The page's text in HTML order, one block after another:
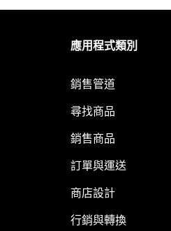
應用程式類別
銷售管道
尋找商品
銷售商品
訂單與運送
商店設計
行銷與轉換